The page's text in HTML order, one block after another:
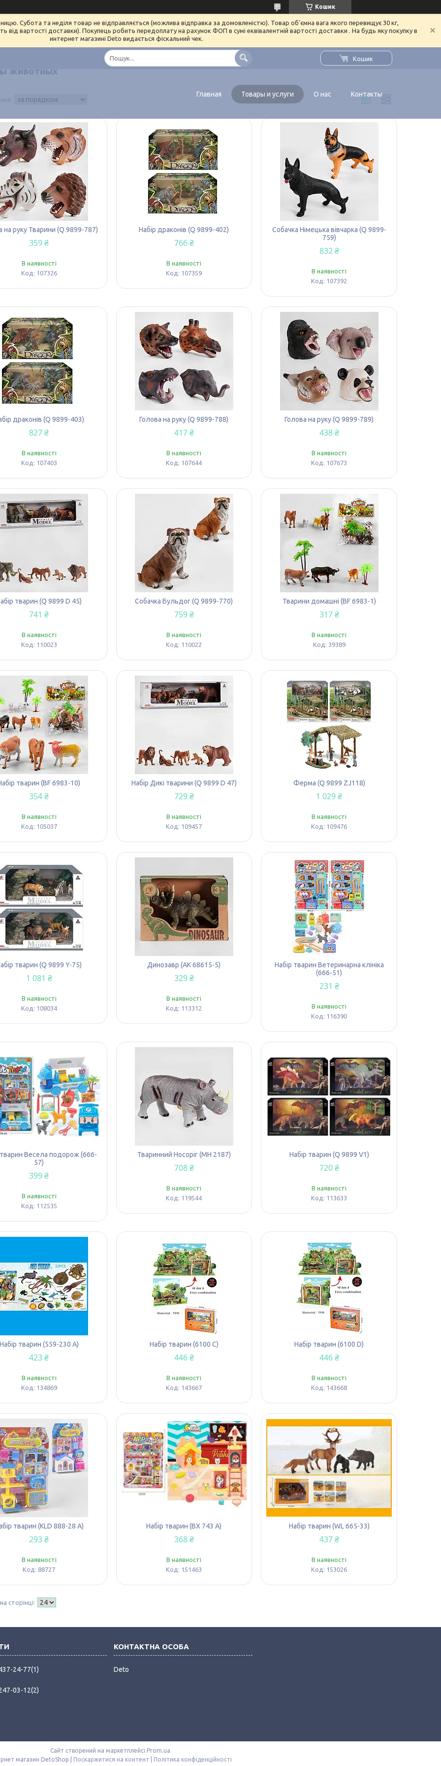
Кошик
Субота та неділя товар не відправляється (можлива відправка за домовленістю). Товар об'ємна вага якого перевищує 30 кг,
від вартості доставки). Покупець робить передоплату на рахунок ФОП в сумі еквівалентній вартості доставки . На будь яку покупку в
интернет магазині Deto видається фіскальний чек.
Кошик
Главная Товары и услуги О нас Контакты
животных
на руку Тварини (Q 9899-787)
359 ₴
В наявності
107326
Набір драконів (Q 9899-402)
766 ₴
В наявності
107359
Собачка Німецька вівчарка (Q 9899-
759)
832 ₴
В наявності
107392
драконів (Q 9899-403)
827 ₴
В наявності
107403
Голова на руку (Q 9899-788)
417 ₴
В наявності
107644
Голова на руку (Q 9899-789)
438 ₴
В наявності
107673
тварин (Q 9899 D 45)
741 ₴
В наявності
110023
Собачка Бульдог (Q 9899-770)
759 ₴
В наявності
110022
Тварини домашні (ВF 6983-1)
317 ₴
В наявності
39389
тварин (BF 6983-10)
354 ₴
В наявності
105037
Набір Дикі тварини (Q 9899 D 47)
729 ₴
В наявності
109457
Ферма (Q 9899 ZJ118)
1 029 ₴
В наявності
109476
тварин (Q 9899 Y-75)
1 081 ₴
В наявності
108034
Динозавр (AK 68615-5)
329 ₴
В наявності
113312
Набір тварин Ветеринарна клініка
(666-51)
231 ₴
В наявності
116390
тварин Весела подорож (666-
57)
399 ₴
В наявності
112535
Тваринний Носоріг (МН 2187)
708 ₴
В наявності
119544
Набір тварин (Q 9899 V1)
720 ₴
В наявності
113633
тварин (559-230 A)
423 ₴
В наявності
134869
Набір тварин (6100 C)
446 ₴
В наявності
143667
Набір тварин (6100 D)
446 ₴
В наявності
143668
тварин (KLD 888-28 А)
293 ₴
В наявності
88727
Набір тварин (BX 743 A)
368 ₴
В наявності
151463
Набір тварин (WL 665-33)
437 ₴
В наявності
153026
24-77 1
03-12 2
Deto
Сайт створений на маркетплейсі Prom.ua
Поскаржитися на контент Політика конфіденційності